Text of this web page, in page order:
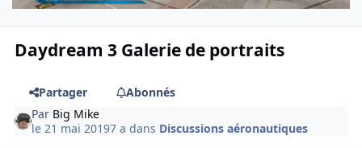
Daydream 3 Galerie de portraits
Partager
Abonnés
Par Big Mike
le 21 mai 20197 a dans Discussions aéronautiques